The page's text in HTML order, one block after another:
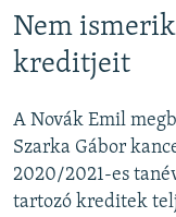
Nem
kreditjeit
A Novák Emil
Szarka Gábor
2020/2021-es
tartozó kreditek